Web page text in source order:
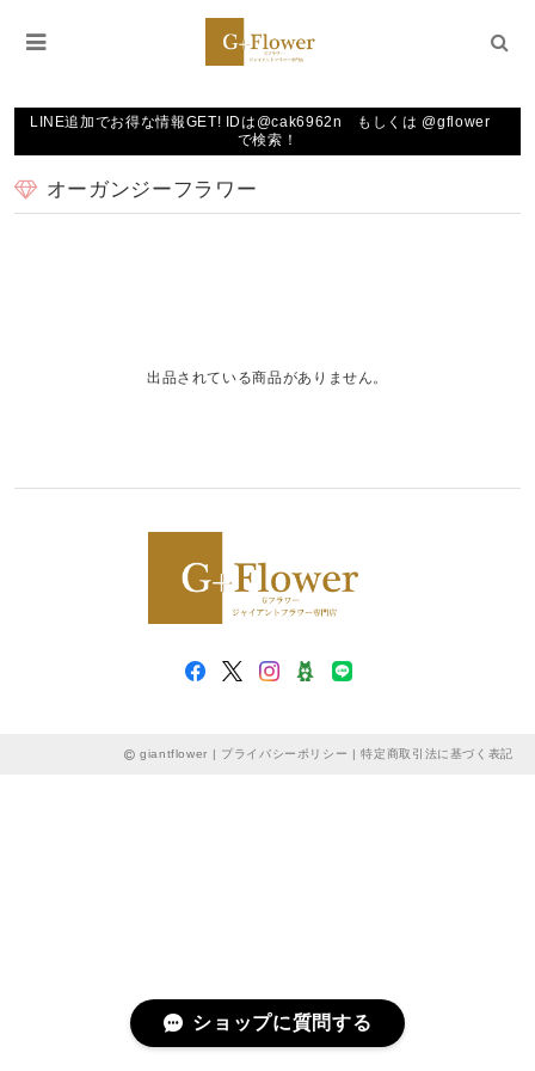
LINE追加でお得な情報GET! IDは@cak6962n もしくは @gflower
で検索！
オーガンジーフラワー
出品されている商品がありません。
giantflower | プライバシーポリシー |特定商取引法に基づく表記
ショップに質問する